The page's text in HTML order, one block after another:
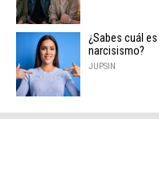
¿Sabes cuál
narcisismo?
JUPSIN